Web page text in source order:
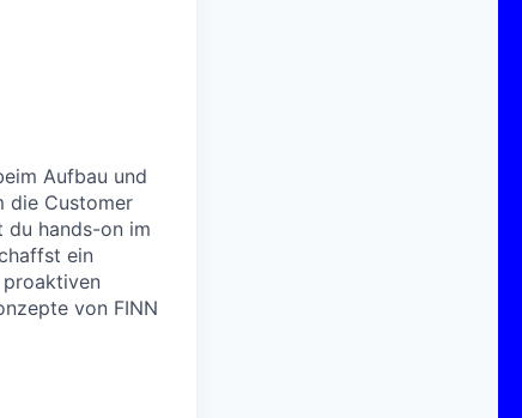
Aufbau und
die Customer
du hands-on im
ein
proaktiven
von FINN